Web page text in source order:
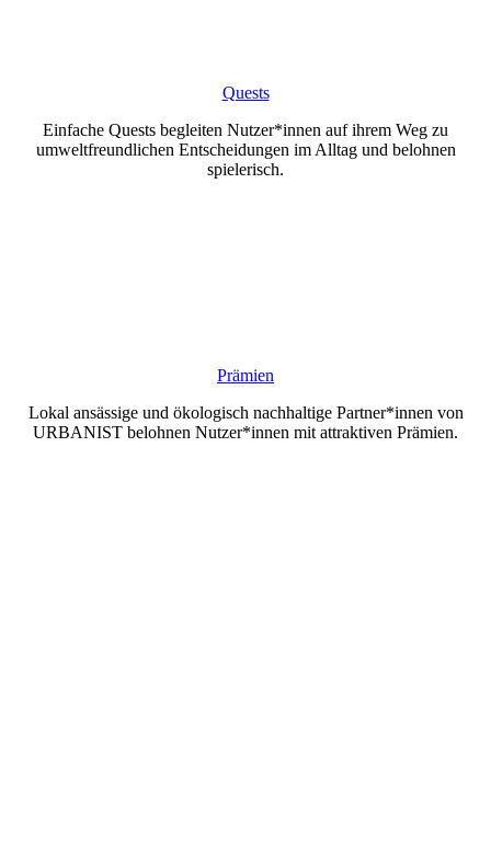
Quests
Einfache Quests begleiten Nutzer*innen auf ihrem Weg zu
umweltfreundlichen Entscheidungen im Alltag und belohnen
spielerisch.
Prämien
Lokal ansässige und ökologisch nachhaltige Partner*innen von
URBANIST belohnen Nutzer*innen mit attraktiven Prämien.